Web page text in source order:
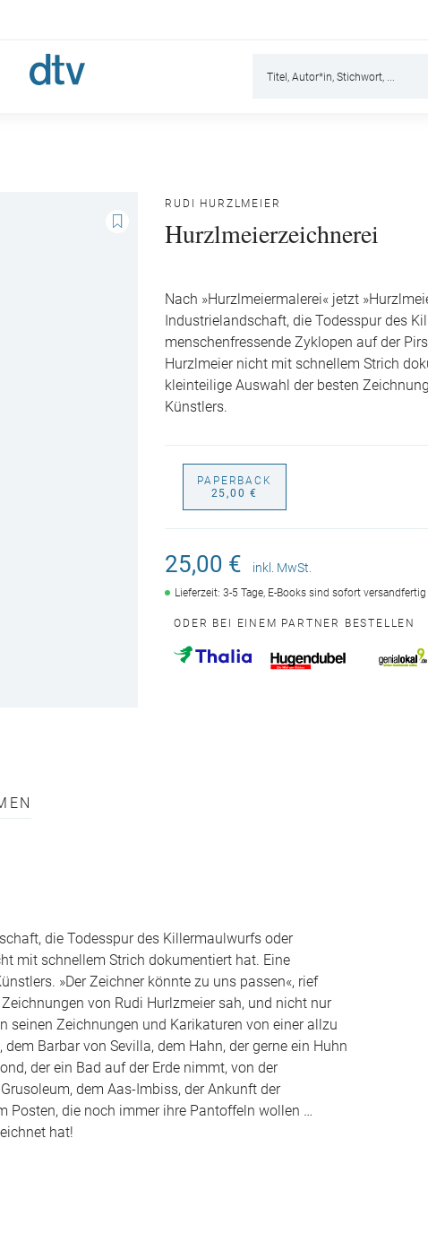
RUDI HURZLMEIER
Hurzlmeierzeichnerei
Nach »Hurzlmeiermalerei« jetzt
Industrielandschaft, die Todesspur des
menschenfressende Zyklopen auf der
Hurzlmeier nicht mit schnellem Strich
kleinteilige Auswahl der besten
Künstlers.
PAPERBACK
25,00 €
25,00 € inkl. MwSt.
Lieferzeit: 3-5 Tage, E-Books sind sofort versandfertig
ODER BEI EINEM PARTNER BESTELLEN
die Todesspur des Killermaulwurfs oder
mit schnellem Strich dokumentiert hat. Eine
»Der Zeichner könnte zu uns passen«, rief
von Rudi Hurlzmeier sah, und nicht nur
seinen Zeichnungen und Karikaturen von einer allzu
Barbar von Sevilla, dem Hahn, der gerne ein Huhn
der ein Bad auf der Erde nimmt, von der
dem Aas-Imbiss, der Ankunft der
Posten, die noch immer ihre Pantoffeln wollen …
hat!